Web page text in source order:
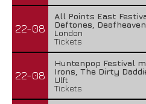
22-08
All Points East
Deftones, Deafheaven
London
Tickets
22-08
Huntenpop Festival
Irons, The Dirty
Ulft
Tickets